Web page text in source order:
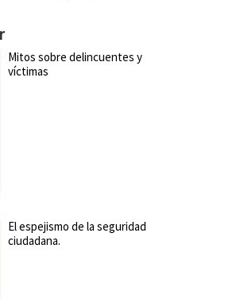
Mitos sobre delincuentes y
víctimas
El espejismo de la seguridad
ciudadana.